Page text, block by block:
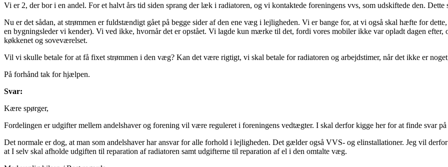
Vi er 2, der bor i en andel. For et halvt års tid siden sprang der læk i radiatoren, og vi kontaktede foreningens vvs, som udskiftede den.
Nu er det sådan, at strømmen er fuldstændigt gået på begge sider af den ene væg i lejligheden. Vi er bange for, at vi også skal hæfte for
en bygningsleder vi kender). Vi ved ikke, hvornår det er opstået. Vi lagde kun mærke til det, fordi vores mobiler ikke var opladt dagen
køkkenet og soveværelset.
Vil vi skulle betale for at få fixet strømmen i den væg? Kan det være rigtigt, vi skal betale for radiatoren og arbejdstimer, når det ikke er
På forhånd tak for hjælpen.
Svar:
Kære spørger,
Fordelingen er udgifter mellem andelshaver og forening vil være reguleret i foreningens vedtægter. I skal derfor kigge her for at finde svar på
Det normale er dog, at man som andelshaver har ansvar for alle forhold i lejligheden. Det gælder også VVS- og elinstallationer. Jeg vil
at I selv skal afholde udgiften til reparation af radiatoren samt udgifterne til reparation af el i den omtalte væg.